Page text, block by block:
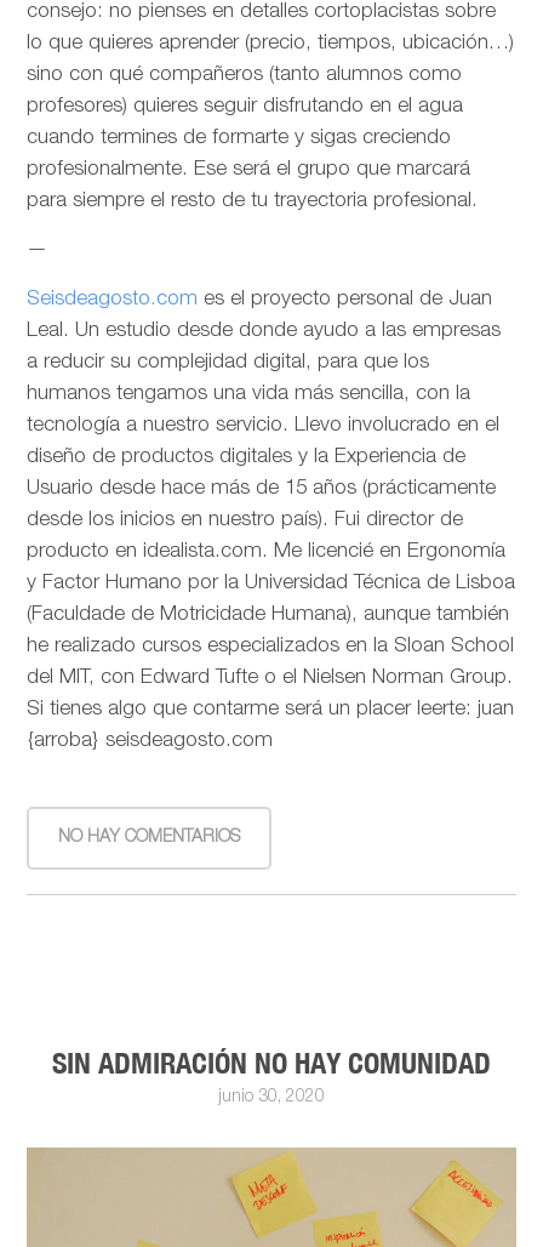
consejo: no pienses en detalles cortoplacistas sobre
lo que quieres aprender (precio, tiempos, ubicación…)
sino con qué compañeros (tanto alumnos como
profesores) quieres seguir disfrutando en el agua
cuando termines de formarte y sigas creciendo
profesionalmente. Ese será el grupo que marcará
para siempre el resto de tu trayectoria profesional.
—
Seisdeagosto.com es el proyecto personal de Juan
Leal. Un estudio desde donde ayudo a las empresas
a reducir su complejidad digital, para que los
humanos tengamos una vida más sencilla, con la
tecnología a nuestro servicio. Llevo involucrado en el
diseño de productos digitales y la Experiencia de
Usuario desde hace más de 15 años (prácticamente
desde los inicios en nuestro país). Fui director de
producto en idealista.com. Me licencié en Ergonomía
y Factor Humano por la Universidad Técnica de Lisboa
(Faculdade de Motricidade Humana), aunque también
he realizado cursos especializados en la Sloan School
del MIT, con Edward Tufte o el Nielsen Norman Group.
Si tienes algo que contarme será un placer leerte: juan
{arroba} seisdeagosto.com
NO HAY COMENTARIOS
SIN ADMIRACIÓN NO HAY COMUNIDAD
junio 30, 2020